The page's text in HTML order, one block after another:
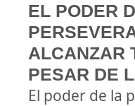
EL PODER
ALCANZAR
PESAR DE
El poder de la